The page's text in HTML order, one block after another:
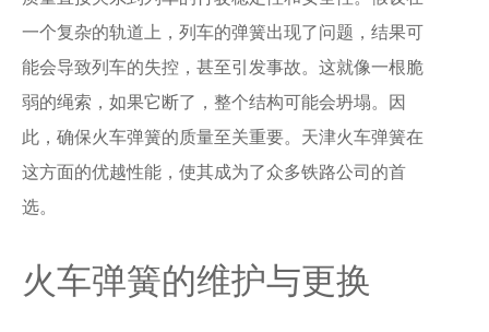
一个复杂的轨道上，列车的弹簧出现了问题，结果可
能会导致列车的失控，甚至引发事故。这就像一根脆
弱的绳索，如果它断了，整个结构可能会坍塌。因
此，确保火车弹簧的质量至关重要。天津火车弹簧在
这方面的优越性能，使其成为了众多铁路公司的首
选。
火车弹簧的维护与更换